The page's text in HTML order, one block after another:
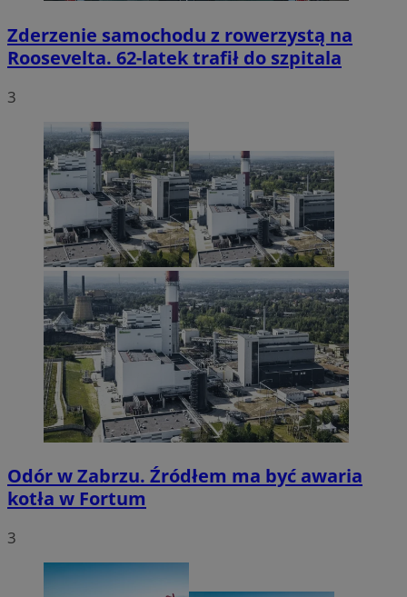
Zderzenie samochodu z rowerzystą na
Roosevelta. 62-latek trafił do szpitala
3
Odór w Zabrzu. Źródłem ma być awaria
kotła w Fortum
3